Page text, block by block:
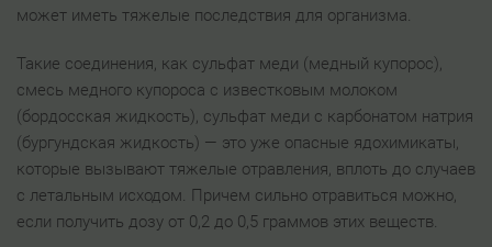
может иметь тяжелые последствия для организма.
Такие соединения, как сульфат меди (медный купорос),
смесь медного купороса с известковым молоком
(бордосская жидкость), сульфат меди с карбонатом натрия
(бургундская жидкость) — это уже опасные ядохимикаты,
которые вызывают тяжелые отравления, вплоть до случаев
с летальным исходом. Причем сильно отравиться можно,
если получить дозу от 0,2 до 0,5 граммов этих веществ.